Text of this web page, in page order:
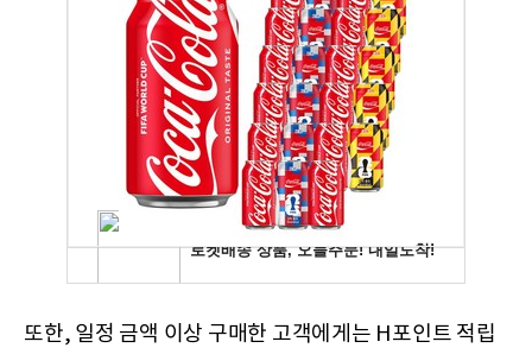
또한, 일정 금액 이상 구매한 고객에게는 H포인트 적립